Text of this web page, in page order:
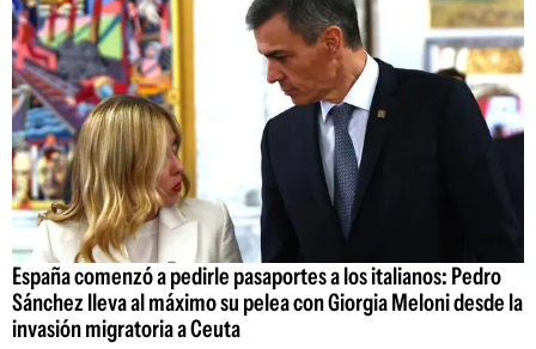
España comenzó a pedirle pasaportes a los italianos: Pedro
Sánchez lleva al máximo su pelea con Giorgia Meloni desde la
invasión migratoria a Ceuta